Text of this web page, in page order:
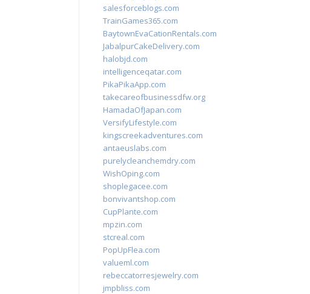
salesforceblogs.com
TrainGames365.com
BaytownEvaCationRentals.com
JabalpurCakeDelivery.com
halobjd.com
intelligenceqatar.com
PikaPikaApp.com
takecareofbusinessdfw.org
HamadaOfJapan.com
VersifyLifestyle.com
kingscreekadventures.com
antaeuslabs.com
purelycleanchemdry.com
WishOping.com
shoplegacee.com
bonvivantshop.com
CupPlante.com
mpzin.com
stcreal.com
PopUpFlea.com
valueml.com
rebeccatorresjewelry.com
jmpbliss.com